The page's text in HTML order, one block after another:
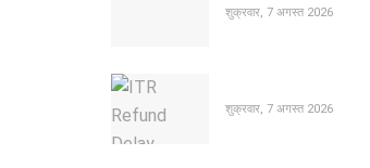
शुक्रवार, 7 अगस्त 2026
शुक्रवार, 7 अगस्त 2026